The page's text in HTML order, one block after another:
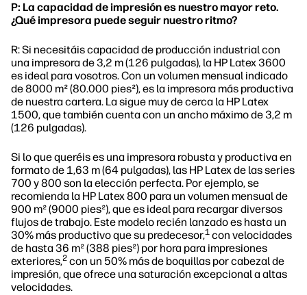
P: La capacidad de impresión es nuestro mayor reto.
¿Qué impresora puede seguir nuestro ritmo?
R: Si necesitáis capacidad de producción industrial con
una impresora de 3,2 m (126 pulgadas), la HP Latex 3600
es ideal para vosotros. Con un volumen mensual indicado
de 8000 m² (80.000 pies²), es la impresora más productiva
de nuestra cartera. La sigue muy de cerca la HP Latex
1500, que también cuenta con un ancho máximo de 3,2 m
(126 pulgadas).
Si lo que queréis es una impresora robusta y productiva en
formato de 1,63 m (64 pulgadas), las HP Latex de las series
700 y 800 son la elección perfecta. Por ejemplo, se
recomienda la HP Latex 800 para un volumen mensual de
900 m² (9000 pies²), que es ideal para recargar diversos
flujos de trabajo. Este modelo recién lanzado es hasta un
30% más productivo que su predecesor,1 con velocidades
de hasta 36 m² (388 pies²) por hora para impresiones
exteriores,2 con un 50% más de boquillas por cabezal de
impresión, que ofrece una saturación excepcional a altas
velocidades.